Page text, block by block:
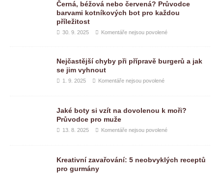
Černá, béžová nebo červená? Průvodce
barvami kotníkových bot pro každou
příležitost
30. 9. 2025 Komentáře nejsou povolené
Nejčastější chyby při přípravě burgerů a jak
se jim vyhnout
1. 9. 2025 Komentáře nejsou povolené
Jaké boty si vzít na dovolenou k moři?
Průvodce pro muže
13. 8. 2025 Komentáře nejsou povolené
Kreativní zavařování: 5 neobvyklých receptů
pro gurmány